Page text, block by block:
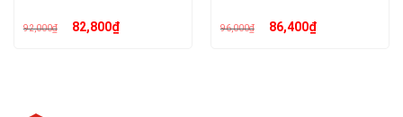
92,000₫ Giá
gốc82,800₫Giá 96,000₫ Giá
gốc86,400₫Giá